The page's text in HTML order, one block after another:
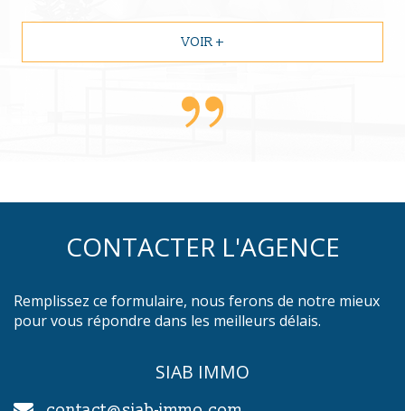
VOIR +
CONTACTER L'AGENCE
Remplissez ce formulaire, nous ferons de notre mieux
pour vous répondre dans les meilleurs délais.
SIAB IMMO